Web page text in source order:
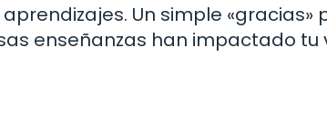
Un simple «gracias»
enseñanzas han impactado tu